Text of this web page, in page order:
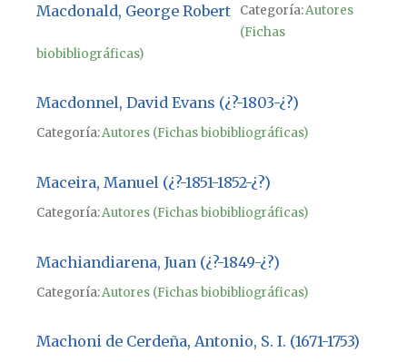
Macdonald, George Robert Categoría:Autores
(Fichas
biobibliográficas)
Macdonnel, David Evans (¿?-1803-¿?)
Categoría:Autores (Fichas biobibliográficas)
Maceira, Manuel (¿?-1851-1852-¿?)
Categoría:Autores (Fichas biobibliográficas)
Machiandiarena, Juan (¿?-1849-¿?)
Categoría:Autores (Fichas biobibliográficas)
Machoni de Cerdeña, Antonio, S. I. (1671-1753)